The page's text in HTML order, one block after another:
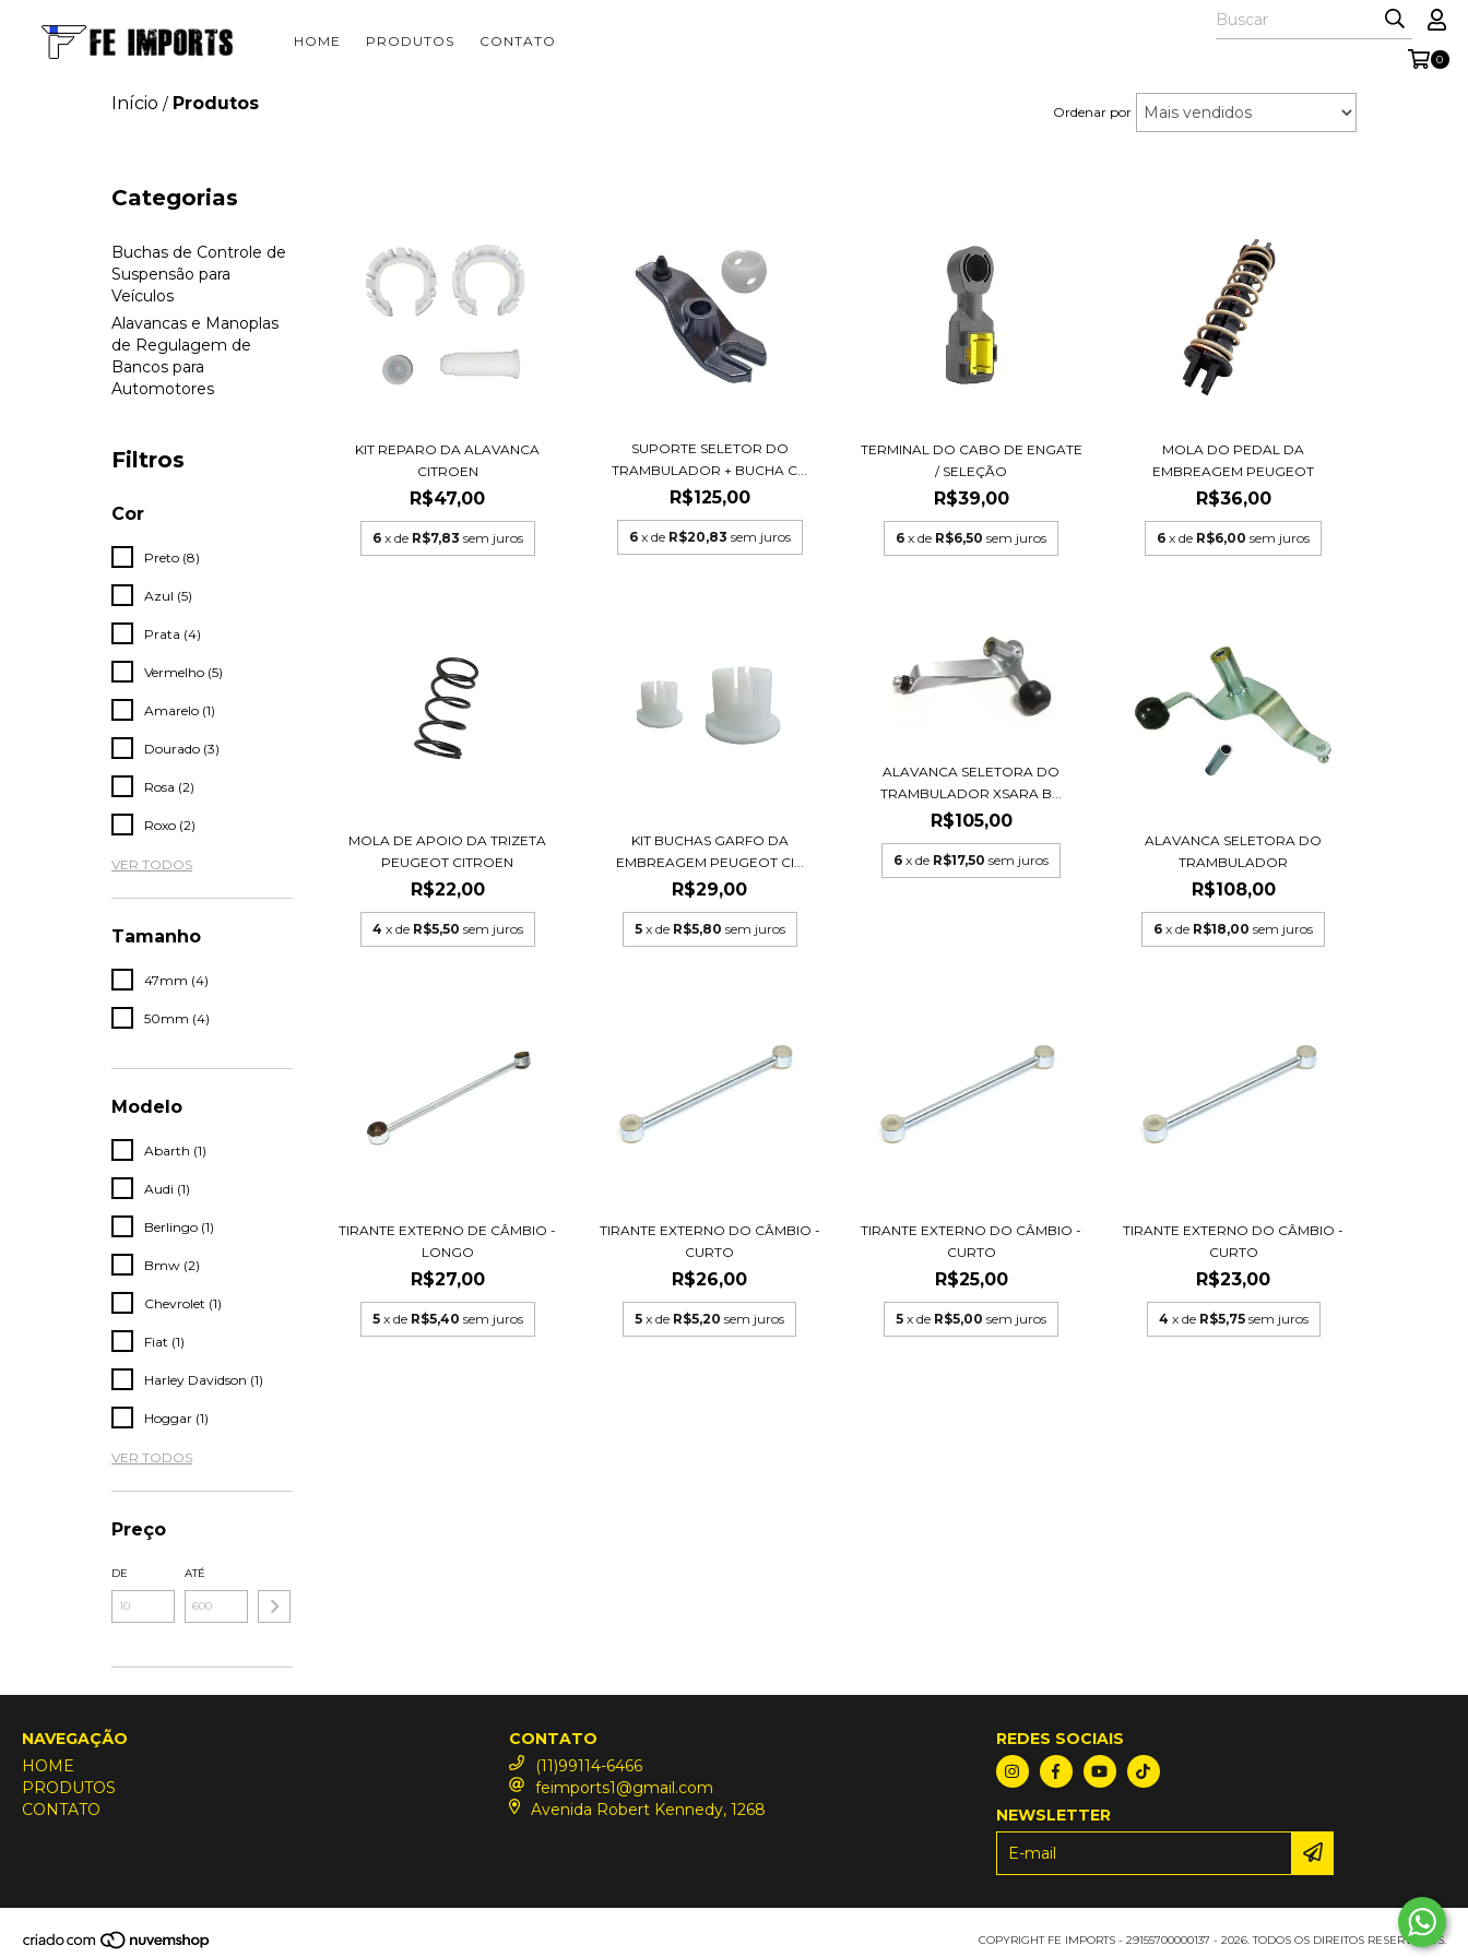
HOME PRODUTOS CONTATO
0
Início / Produtos Ordenar por
Categorias
Buchas de Controle de
Suspensão para
Veículos
Alavancas e Manoplas
de Regulagem de
Bancos para
Automotores
Filtros
Cor
Preto (8)
Azul (5)
Prata (4)
Vermelho (5)
Amarelo (1)
Dourado (3)
Rosa (2)
Roxo (2)
VER TODOS
Tamanho
47mm (4)
50mm (4)
Modelo
Abarth (1)
Audi (1)
Berlingo (1)
Bmw (2)
Chevrolet (1)
Fiat (1)
Harley Davidson (1)
Hoggar (1)
VER TODOS
Preço
DE ATÉ
KIT REPARO DA ALAVANCA
CITROEN
R$47,00
6 x de R$7,83 sem juros
SUPORTE SELETOR DO
TRAMBULADOR + BUCHA C...
R$125,00
6 x de R$20,83 sem juros
TERMINAL DO CABO DE ENGATE
/ SELEÇÃO
R$39,00
6 x de R$6,50 sem juros
MOLA DO PEDAL DA
EMBREAGEM PEUGEOT
R$36,00
6 x de R$6,00 sem juros
MOLA DE APOIO DA TRIZETA
PEUGEOT CITROEN
R$22,00
4 x de R$5,50 sem juros
KIT BUCHAS GARFO DA
EMBREAGEM PEUGEOT CI...
R$29,00
5 x de R$5,80 sem juros
ALAVANCA SELETORA DO
TRAMBULADOR XSARA B...
R$105,00
6 x de R$17,50 sem juros
ALAVANCA SELETORA DO
TRAMBULADOR
R$108,00
6 x de R$18,00 sem juros
TIRANTE EXTERNO DE CÂMBIO -
LONGO
R$27,00
5 x de R$5,40 sem juros
TIRANTE EXTERNO DO CÂMBIO -
CURTO
R$26,00
5 x de R$5,20 sem juros
TIRANTE EXTERNO DO CÂMBIO -
CURTO
R$25,00
5 x de R$5,00 sem juros
TIRANTE EXTERNO DO CÂMBIO -
CURTO
R$23,00
4 x de R$5,75 sem juros
NAVEGAÇÃO
HOME
PRODUTOS
CONTATO
CONTATO
(11)99114-6466
feimports1@gmail.com
Avenida Robert Kennedy, 1268
REDES SOCIAIS
NEWSLETTER
COPYRIGHT FE IMPORTS - 29155700000137 - 2026. TODOS OS DIREITOS RESERVADOS.